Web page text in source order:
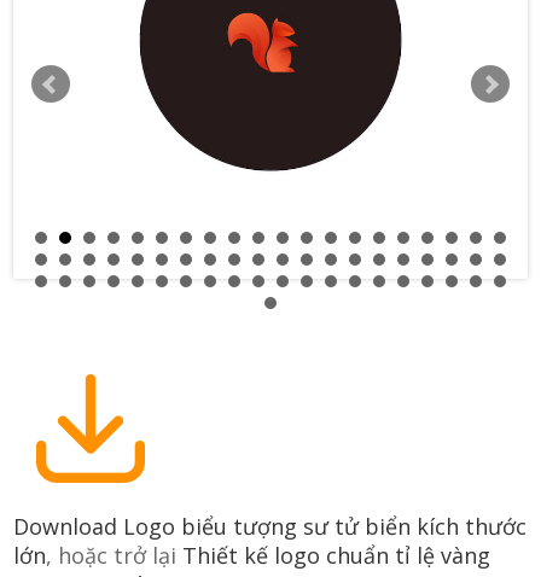
Download Logo biểu tượng sư tử biển kích thước
lớn, hoặc trở lại Thiết kế logo chuẩn tỉ lệ vàng